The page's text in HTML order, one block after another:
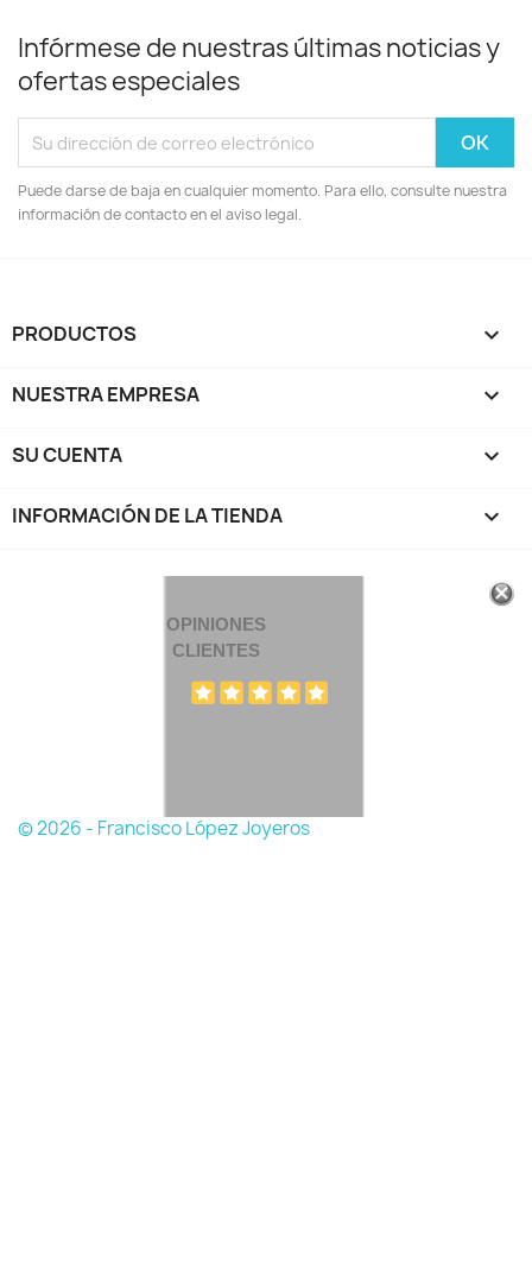
Infórmese de nuestras últimas noticias y
ofertas especiales
Puede darse de baja en cualquier momento. Para ello, consulte nuestra
información de contacto en el aviso legal.
PRODUCTOS 
NUESTRA EMPRESA 
SU CUENTA 
INFORMACIÓN DE LA TIENDA keyboard_arrow_down
OPINIONES
CLIENTES
© 2026 - Francisco López Joyeros